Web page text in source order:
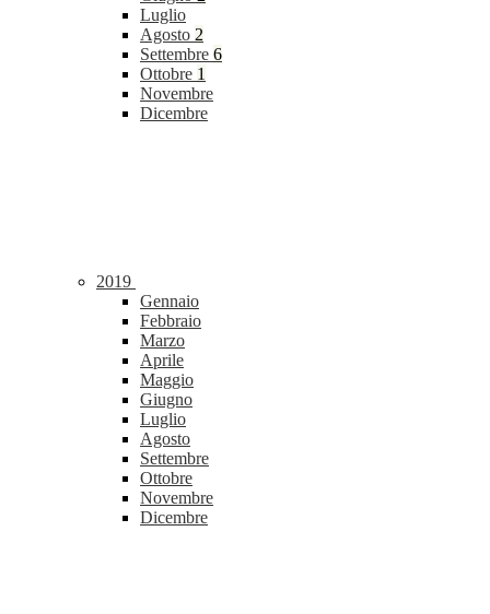
Luglio
Agosto 2
Settembre 6
Ottobre 1
Novembre
Dicembre
2019
Gennaio
Febbraio
Marzo
Aprile
Maggio
Giugno
Luglio
Agosto
Settembre
Ottobre
Novembre
Dicembre